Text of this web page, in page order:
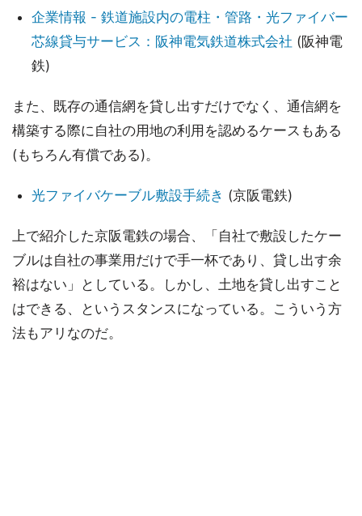
企業情報 - 鉄道施設内の電柱・管路・光ファイバー
芯線貸与サービス：阪神電気鉄道株式会社 (阪神電
鉄)
また、既存の通信網を貸し出すだけでなく、通信網を
構築する際に自社の用地の利用を認めるケースもある
(もちろん有償である)。
光ファイバケーブル敷設手続き (京阪電鉄)
上で紹介した京阪電鉄の場合、「自社で敷設したケー
ブルは自社の事業用だけで手一杯であり、貸し出す余
裕はない」としている。しかし、土地を貸し出すこと
はできる、というスタンスになっている。こういう方
法もアリなのだ。